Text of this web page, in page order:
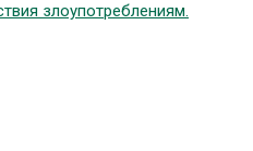
злоупотреблениям.